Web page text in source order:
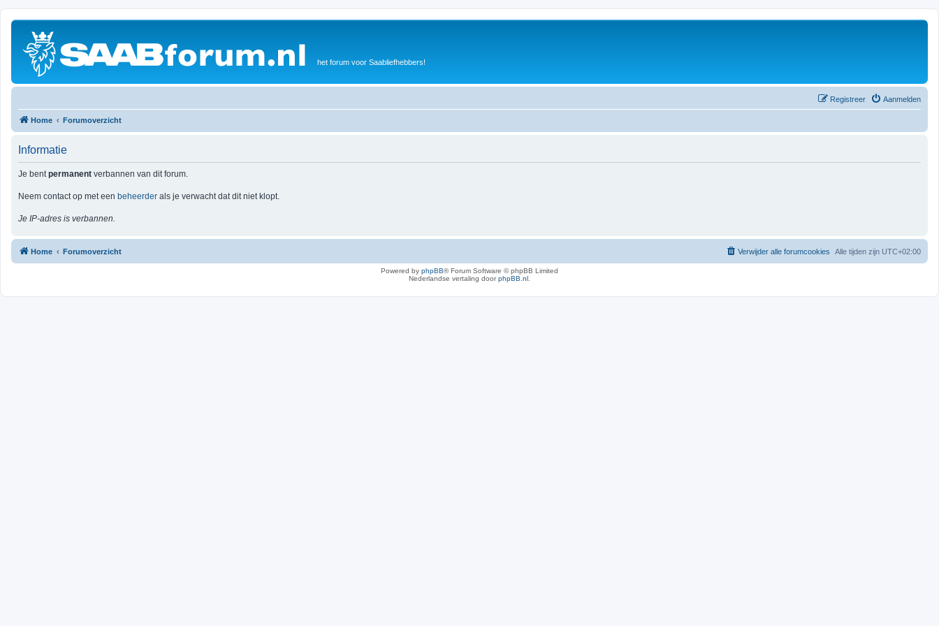
het forum voor Saabliefhebbers!
Aanmelden
Registreer
Home Forumoverzicht
Informatie
Je bentpermanent verbannen van dit forum.
Neem contact op met een beheerder als je verwacht dat dit niet klopt.
Je IP-adres is verbannen.
Home Forumoverzicht Alle tijden zijn UTC+02:00
Verwijder alle forumcookies
Powered by phpBB® Forum Software © phpBB Limited
Nederlandse vertaling doorphpBB.nl